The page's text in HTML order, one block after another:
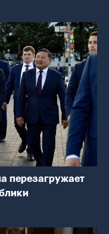
перезагружает